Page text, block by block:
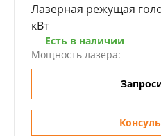
Лазерная режущая
кВт
Есть в наличии
Мощность лазера: